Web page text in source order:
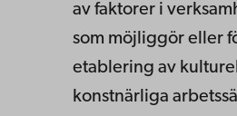
av faktorer i
som möjliggör eller
etablering av
konstnärliga